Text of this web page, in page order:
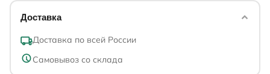
Доставка
Доставка по всей России
Самовывоз со склада